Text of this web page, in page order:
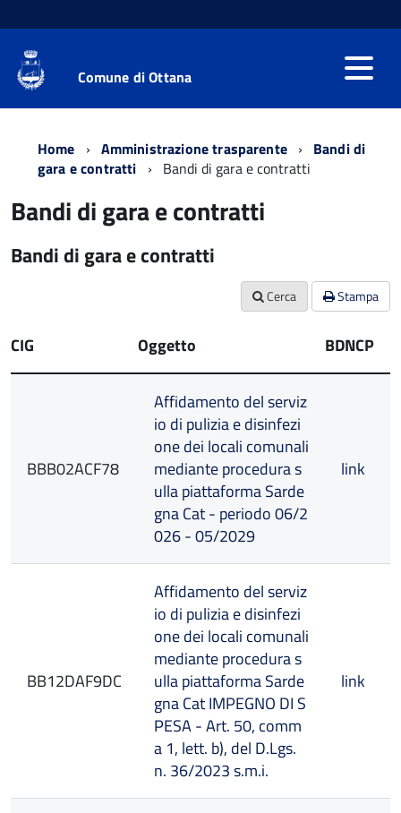
Comune di Ottana
Home Amministrazione trasparente
Bandi di
gara e contratti
Bandi di gara e contratti
Bandi di gara e contratti
Bandi di gara e contratti
Cerca Stampa
CIG Oggetto BDNCP
BBB02ACF78
Affidamento del serviz
io di pulizia e disinfezi
one dei locali comunali
mediante procedura s
ulla piattaforma Sarde
gna Cat - periodo 06/2
026 - 05/2029
link
BB12DAF9DC
Affidamento del serviz
io di pulizia e disinfezi
one dei locali comunali
mediante procedura s
ulla piattaforma Sarde
gna Cat IMPEGNO DI S
PESA - Art. 50, comm
a 1, lett. b), del D.Lgs.
n. 36/2023 s.m.i.
link